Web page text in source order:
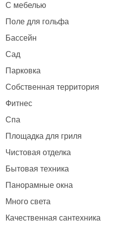
С мебелью
Поле для гольфа
Бассейн
Сад
Парковка
Собственная территория
Фитнес
Спа
Площадка для гриля
Чистовая отделка
Бытовая техника
Панорамные окна
Много света
Качественная сантехника